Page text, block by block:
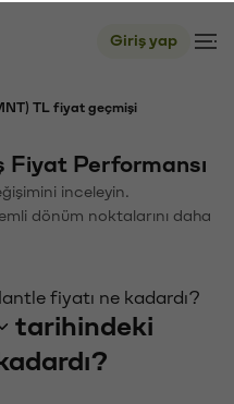
Giriş yap
TL fiyat geçmişi
Performansı
inceleyin.
dönüm noktalarını daha
fiyatı ne kadardı?
tarihindeki